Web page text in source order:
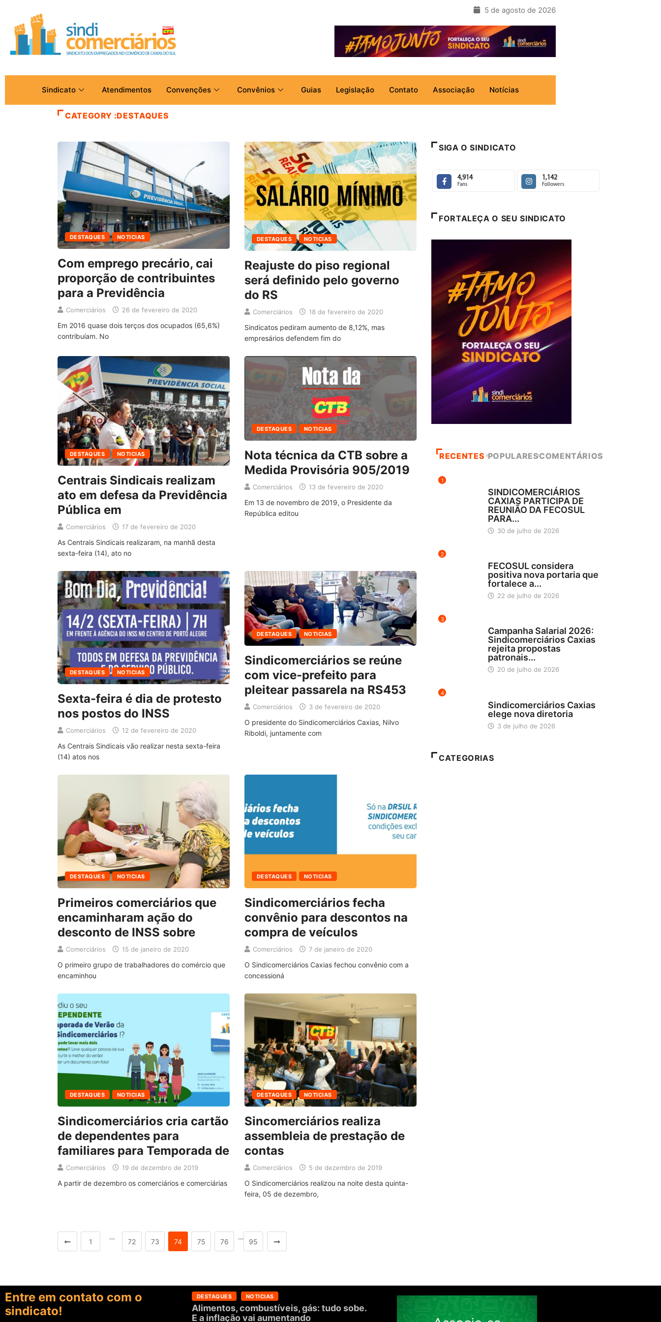
5 de agosto de 2026
Sindicato Atendimentos Convenções Convênios Guias Legislação Contato Associação Notícias
CATEGORY :DESTAQUES
DESTAQUES NOTICIAS
Com emprego precário, cai
proporção de contribuintes
para a Previdência
Comerciários 26 de fevereiro de 2020
Em 2016 quase dois terços dos ocupados (65,6%)
contribuíam. No
DESTAQUES NOTICIAS
Reajuste do piso regional
será definido pelo governo
do RS
Comerciários 18 de fevereiro de 2020
Sindicatos pediram aumento de 8,12%, mas
empresários defendem fim do
DESTAQUES NOTICIAS
Centrais Sindicais realizam
ato em defesa da Previdência
Pública em
Comerciários 17 de fevereiro de 2020
As Centrais Sindicais realizaram, na manhã desta
sexta-feira (14), ato no
DESTAQUES NOTICIAS
Nota técnica da CTB sobre a
Medida Provisória 905/2019
Comerciários 13 de fevereiro de 2020
Em 13 de novembro de 2019, o Presidente da
República editou
DESTAQUES NOTICIAS
Sexta-feira é dia de protesto
nos postos do INSS
Comerciários 12 de fevereiro de 2020
As Centrais Sindicais vão realizar nesta sexta-feira
(14) atos nos
DESTAQUES NOTICIAS
Sindicomerciários se reúne
com vice-prefeito para
pleitear passarela na RS453
Comerciários 3 de fevereiro de 2020
O presidente do Sindicomerciários Caxias, Nilvo
Riboldi, juntamente com
DESTAQUES NOTICIAS
Primeiros comerciários que
encaminharam ação do
desconto de INSS sobre
Comerciários 15 de janeiro de 2020
O primeiro grupo de trabalhadores do comércio que
encaminhou
DESTAQUES NOTICIAS
Sindicomerciários fecha
convênio para descontos na
compra de veículos
Comerciários 7 de janeiro de 2020
O Sindicomerciários Caxias fechou convênio com a
concessioná
DESTAQUES NOTICIAS
Sindicomerciários cria cartão
de dependentes para
familiares para Temporada de
Comerciários 19 de dezembro de 2019
A partir de dezembro os comerciários e comerciárias
DESTAQUES NOTICIAS
Sincomerciários realiza
assembleia de prestação de
contas
Comerciários 5 de dezembro de 2019
O Sindicomerciários realizou na noite desta quinta-
feira, 05 de dezembro,
1
…
72 73 74 75 76
…
95
SIGA O SINDICATO
4,914
Fans
1,142
Followers
FORTALEÇA O SEU SINDICATO
RECENTES POPULARESCOMENTÁRIOS
1
SINDICOMERCIÁRIOS
CAXIAS PARTICIPA DE
REUNIÃO DA FECOSUL
PARA...
30 de julho de 2026
2
FECOSUL considera
positiva nova portaria que
fortalece a...
22 de julho de 2026
3
Campanha Salarial 2026:
Sindicomerciários Caxias
rejeita propostas
patronais...
20 de julho de 2026
4
Sindicomerciários Caxias
elege nova diretoria
3 de julho de 2026
CATEGORIAS
Entre em contato com o
sindicato!
DESTAQUES NOTICIAS
Alimentos, combustíveis, gás: tudo sobe.
E a inflação vai aumentando